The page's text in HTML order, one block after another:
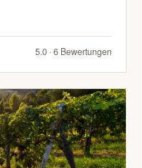
5.0 · 6 Bewertungen